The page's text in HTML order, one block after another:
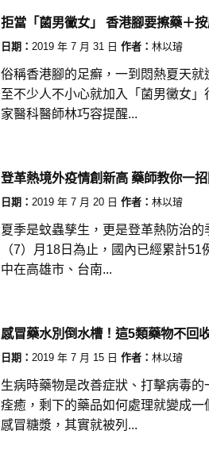
拒當「菌男黴女」 香港腳要擦藥＋
日期： 2019 年 7 月 31 日 作者： 林以璿
俗稱香港腳的足癬，一到悶熱夏天就
至不少人不小心就加入「菌男黴女
家醫科醫師林巧容提醒...
登革熱境外疫情創新高 藥師教你一
日期： 2019 年 7 月 20 日 作者： 林以璿
夏季是蚊蟲孳生，更是登革熱防治的
（7）月18日為止，國內已經累計51
中在高雄市、台南...
感冒藥水別倒水槽！這5類藥物不回
日期： 2019 年 7 月 15 日 作者： 林以璿
生病時藥物是改善症狀、打擊病毒的
痊癒，剩下的藥品如何處理就變成一
感冒糖漿，其實就被列...